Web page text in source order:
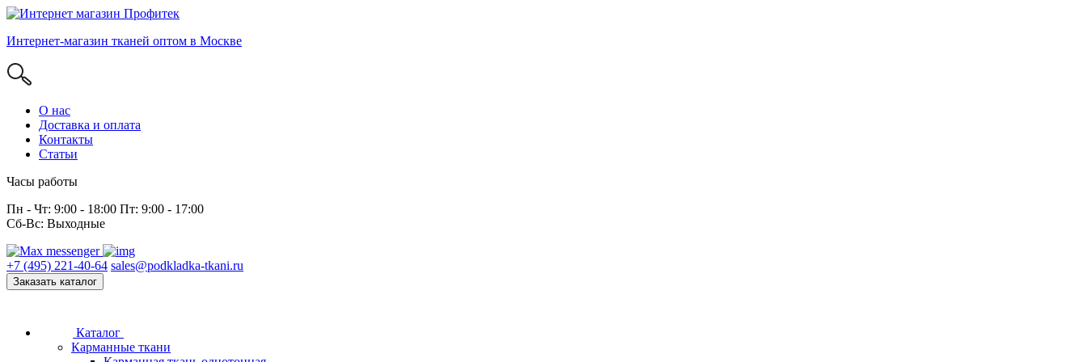
Интернет-магазин тканей оптом в Москве
О нас
Доставка и оплата
Контакты
Статьи
Часы работы
Пн - Чт: 9:00 - 18:00 Пт: 9:00 - 17:00
Сб-Вс: Выходные
+7 (495) 221-40-64 sales@podkladka-tkani.ru
Заказать каталог
Каталог
Карманные ткани